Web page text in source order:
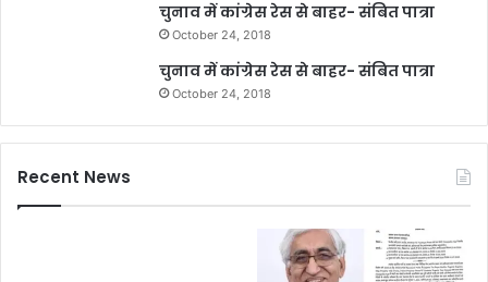
चुनाव में कांग्रेस रेस से बाहर- संबित पात्रा
October 24, 2018
चुनाव में कांग्रेस रेस से बाहर- संबित पात्रा
October 24, 2018
Recent News